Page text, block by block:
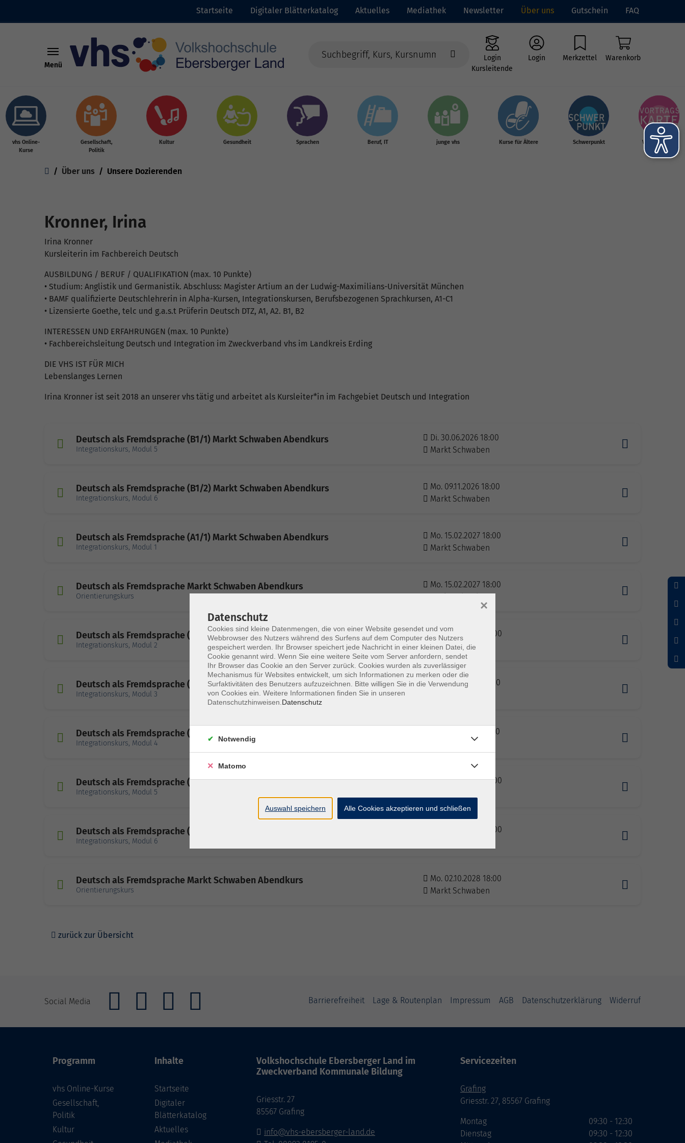
Startseite Digitaler Blätterkatalog Aktuelles Mediathek Newsletter Über uns Gutschein FAQ
Menü
Login
Kursleitende
Login Merkzettel Warenkorb
vhs Online-
Kurse
Gesellschaft,
Politik
Kultur Gesundheit Sprachen Beruf, IT junge vhs Kurse für Ältere Schwerpunkt Vortragskarte
You are here:
Über uns Unsere Dozierenden
Kronner, Irina
Irina Kronner
Kursleiterin im Fachbereich Deutsch
AUSBILDUNG / BERUF / QUALIFIKATION (max. 10 Punkte)
• Studium: Anglistik und Germanistik. Abschluss: Magister Artium an der Ludwig-Maximilians-Universität München
• BAMF qualifizierte Deutschlehrerin in Alpha-Kursen, Integrationskursen, Berufsbezogenen Sprachkursen, A1-C1
• Lizensierte Goethe, telc und g.a.s.t Prüferin Deutsch DTZ, A1, A2. B1, B2
INTERESSEN UND ERFAHRUNGEN (max. 10 Punkte)
• Fachbereichsleitung Deutsch und Integration im Zweckverband vhs im Landkreis Erding
DIE VHS IST FÜR MICH
Lebenslanges Lernen
Irina Kronner ist seit 2018 an unserer vhs tätig und arbeitet als Kursleiter*in im Fachgebiet Deutsch und Integration
Deutsch als Fremdsprache (B1/1) Markt Schwaben Abendkurs
Integrationskurs, Modul 5
Di. 30.06.2026 18:00
Markt Schwaben
Deutsch als Fremdsprache (B1/2) Markt Schwaben Abendkurs
Integrationskurs, Modul 6
Mo. 09.11.2026 18:00
Markt Schwaben
Deutsch als Fremdsprache (A1/1) Markt Schwaben Abendkurs
Integrationskurs, Modul 1
Mo. 15.02.2027 18:00
Markt Schwaben
Deutsch als Fremdsprache Markt Schwaben Abendkurs
Orientierungskurs
Mo. 15.02.2027 18:00
Markt Schwaben
Deutsch als Fremdsprache (A1/2) Markt Schwaben Abendkurs
Integrationskurs, Modul 2
Mo. 03.05.2027 18:00
Markt Schwaben
Deutsch als Fremdsprache (A2/1) Markt Schwaben Abendkurs
Integrationskurs, Modul 3
Mo. 19.07.2027 18:00
Deutsch als Fremdsprache (A2/2) Markt Schwaben Abendkurs
Integrationskurs, Modul 4
Mo. 06.12.2027 18:00
Markt Schwaben
Deutsch als Fremdsprache (B1/1) Markt Schwaben Abendkurs
Integrationskurs, Modul 5
Mo. 13.03.2028 18:00
Deutsch als Fremdsprache (B1/2) Markt Schwaben Abendkurs
Integrationskurs, Modul 6
Mo. 19.06.2028 18:00
Deutsch als Fremdsprache Markt Schwaben Abendkurs
Orientierungskurs
Mo. 02.10.2028 18:00
Markt Schwaben
zurück zur Übersicht
Social Media Barrierefreiheit Lage & Routenplan Impressum AGB Datenschutzerklärung Widerruf
Programm
vhs Online-Kurse
Gesellschaft,
Politik
Kultur
Inhalte
Startseite
Digitaler
Blätterkatalog
Aktuelles
Volkshochschule Ebersberger Land im
Zweckverband Kommunale Bildung
Griesstr. 27
85567 Grafing
info@vhs-ebersberger-land.de
Servicezeiten
Grafing
Griesstr. 27, 85567 Grafing
Montag
Dienstag
09:30 - 12:30
09:30 - 12:30
Datenschutz
Cookies sind kleine Datenmengen, die von einer Website gesendet und vom
Webbrowser des Nutzers während des Surfens auf dem Computer des Nutzers
gespeichert werden. Ihr Browser speichert jede Nachricht in einer kleinen Datei, die
Cookie genannt wird. Wenn Sie eine weitere Seite vom Server anfordern, sendet
Ihr Browser das Cookie an den Server zurück. Cookies wurden als zuverlässiger
Mechanismus für Websites entwickelt, um sich Informationen zu merken oder die
Surfaktivitäten des Benutzers aufzuzeichnen. Bitte willigen Sie in die Verwendung
von Cookies ein. Weitere Informationen finden Sie in unseren
Datenschutzhinweisen. Datenschutz
×
Notwendig
Matomo
Auswahl speichern Alle Cookies akzeptieren und schließen